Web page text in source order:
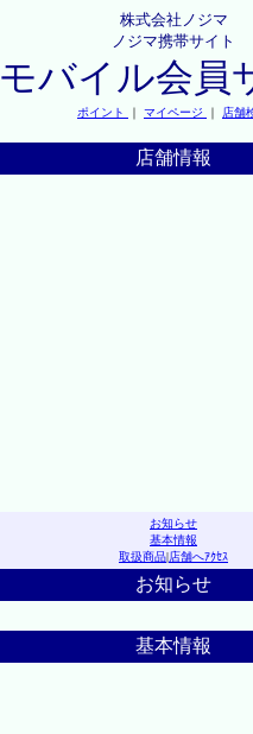
株式会社ノジマ
ノジマ携帯サイト
モバイル会員
ポイント ｜ マイページ ｜ 店舗
店舗情報
お知らせ
基本情報
取扱商品|店舗へｱｸｾｽ
お知らせ
基本情報